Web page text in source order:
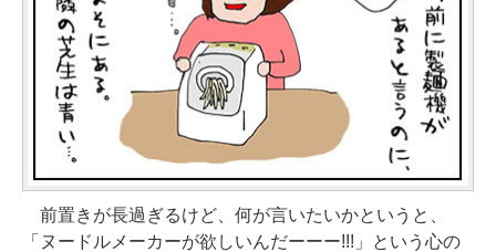
前置きが長過ぎるけど、何が言いたいかというと、
「ヌードルメーカーが欲しいんだーーー!!!」という心の